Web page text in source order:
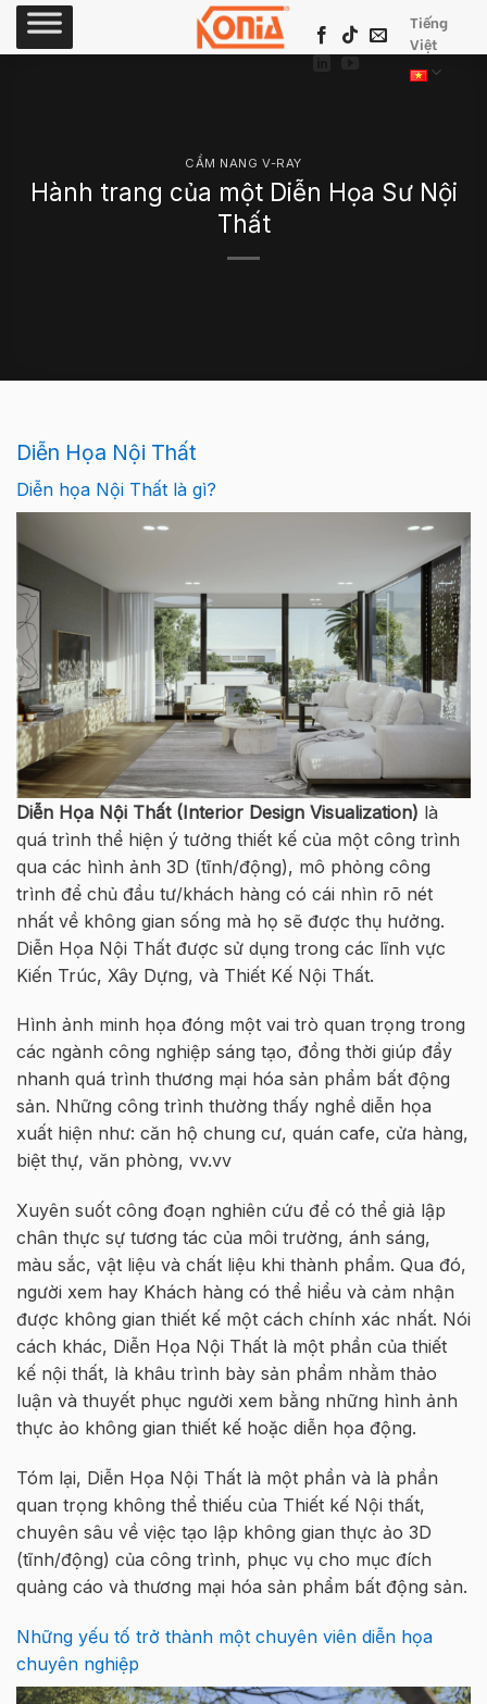
Skip
Tiếng
Việt
CẨM NANG V-RAY
Hành trang của một Diễn Họa Sư Nội
Thất
Diễn Họa Nội Thất
Diễn họa Nội Thất là gì?
Diễn Họa Nội Thất (Interior Design Visualization) là
quá trình thể hiện ý tưởng thiết kế của một công trình
qua các hình ảnh 3D (tĩnh/động), mô phỏng công
trình để chủ đầu tư/khách hàng có cái nhìn rõ nét
nhất về không gian sống mà họ sẽ được thụ hưởng.
Diễn Họa Nội Thất được sử dụng trong các lĩnh vực
Kiến Trúc, Xây Dựng, và Thiết Kế Nội Thất.
Hình ảnh minh họa đóng một vai trò quan trọng trong
các ngành công nghiệp sáng tạo, đồng thời giúp đẩy
nhanh quá trình thương mại hóa sản phẩm bất động
sản. Những công trình thường thấy nghề diễn họa
xuất hiện như: căn hộ chung cư, quán cafe, cửa hàng,
biệt thự, văn phòng, vv.vv
Xuyên suốt công đoạn nghiên cứu để có thể giả lập
chân thực sự tương tác của môi trường, ánh sáng,
màu sắc, vật liệu và chất liệu khi thành phẩm. Qua đó,
người xem hay Khách hàng có thể hiểu và cảm nhận
được không gian thiết kế một cách chính xác nhất. Nói
cách khác, Diễn Họa Nội Thất là một phần của thiết
kế nội thất, là khâu trình bày sản phẩm nhằm thảo
luận và thuyết phục người xem bằng những hình ảnh
thực ảo không gian thiết kế hoặc diễn họa động.
Tóm lại, Diễn Họa Nội Thất là một phần và là phần
quan trọng không thể thiếu của Thiết kế Nội thất,
chuyên sâu về việc tạo lập không gian thực ảo 3D
(tĩnh/động) của công trình, phục vụ cho mục đích
quảng cáo và thương mại hóa sản phẩm bất động sản.
Những yếu tố trở thành một chuyên viên diễn họa
chuyên nghiệp